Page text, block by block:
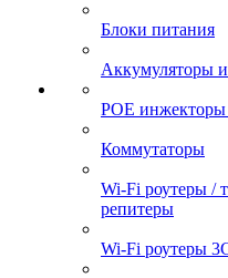
Блоки питания
Аккумуляторы
POE
Коммутаторы
Wi-Fi роутеры /
репитеры
Wi-Fi роутеры